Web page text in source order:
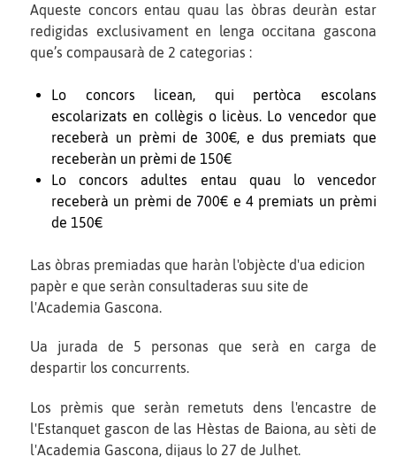
Aqueste concors entau quau las òbras deuràn estar
redigidas exclusivament en lenga occitana gascona
que’s compausarà de 2 categorias :
Lo concors licean, qui pertòca escolans
escolarizats en collègis o licèus. Lo vencedor que
receberà un prèmi de 300€, e dus premiats que
receberàn un prèmi de 150€
Lo concors adultes entau quau lo vencedor
receberà un prèmi de 700€ e 4 premiats un prèmi
de 150€
Las òbras premiadas que haràn l'objècte d'ua edicion
papèr e que seràn consultaderas suu site de
l'Academia Gascona.
Ua jurada de 5 personas que serà en carga de
despartir los concurrents.
Los prèmis que seràn remetuts dens l'encastre de
l'Estanquet gascon de las Hèstas de Baiona, au sèti de
l'Academia Gascona, dijaus lo 27 de Julhet.